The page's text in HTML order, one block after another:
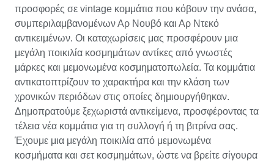
προσφορές σε vintage κομμάτια που κόβουν την ανάσα,
συμπεριλαμβανομένων Αρ Νουβό και Αρ Ντεκό
αντικειμένων. Οι καταχωρίσεις μας προσφέρουν μια
μεγάλη ποικιλία κοσμημάτων αντίκες από γνωστές
μάρκες και μεμονωμένα κοσμηματοπωλεία. Τα κομμάτια
αντικατοπτρίζουν το χαρακτήρα και την κλάση των
χρονικών περιόδων στις οποίες δημιουργήθηκαν.
Δημοπρατούμε ξεχωριστά αντικείμενα, προσφέροντας τα
τέλεια νέα κομμάτια για τη συλλογή ή τη βιτρίνα σας.
Έχουμε μια μεγάλη ποικιλία από μεμονωμένα
κοσμήματα και σετ κοσμημάτων, ώστε να βρείτε σίγουρα